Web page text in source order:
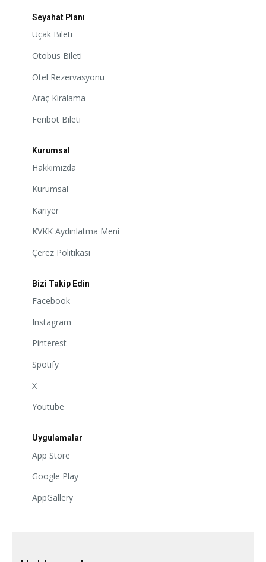
Seyahat Planı
Uçak Bileti
Otobüs Bileti
Otel Rezervasyonu
Araç Kiralama
Feribot Bileti
Kurumsal
Hakkımızda
Kurumsal
Kariyer
KVKK Aydınlatma Meni
Çerez Politikası
Bizi Takip Edin
Facebook
Instagram
Pinterest
Spotify
X
Youtube
Uygulamalar
App Store
Google Play
AppGallery